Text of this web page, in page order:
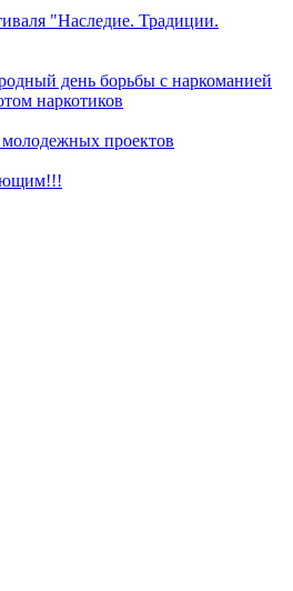
"Наследие. Традиции.
день борьбы с наркоманией
наркотиков
проектов